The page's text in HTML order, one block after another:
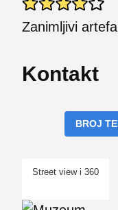
Zanimljivi
Kontakt
BROJ
Street view i 360